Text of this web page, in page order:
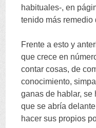
habituales-,en
tenido más remedio
Frente a esto y
que crece en
contar cosas,de
conocimiento,
ganas de hablar,se
que se abría
hacer sus propios